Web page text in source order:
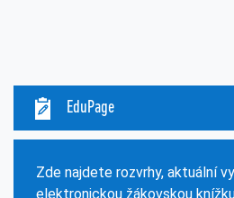
EduPage
Zde najdete rozvrhy, aktuální
elektronickou žákovskou